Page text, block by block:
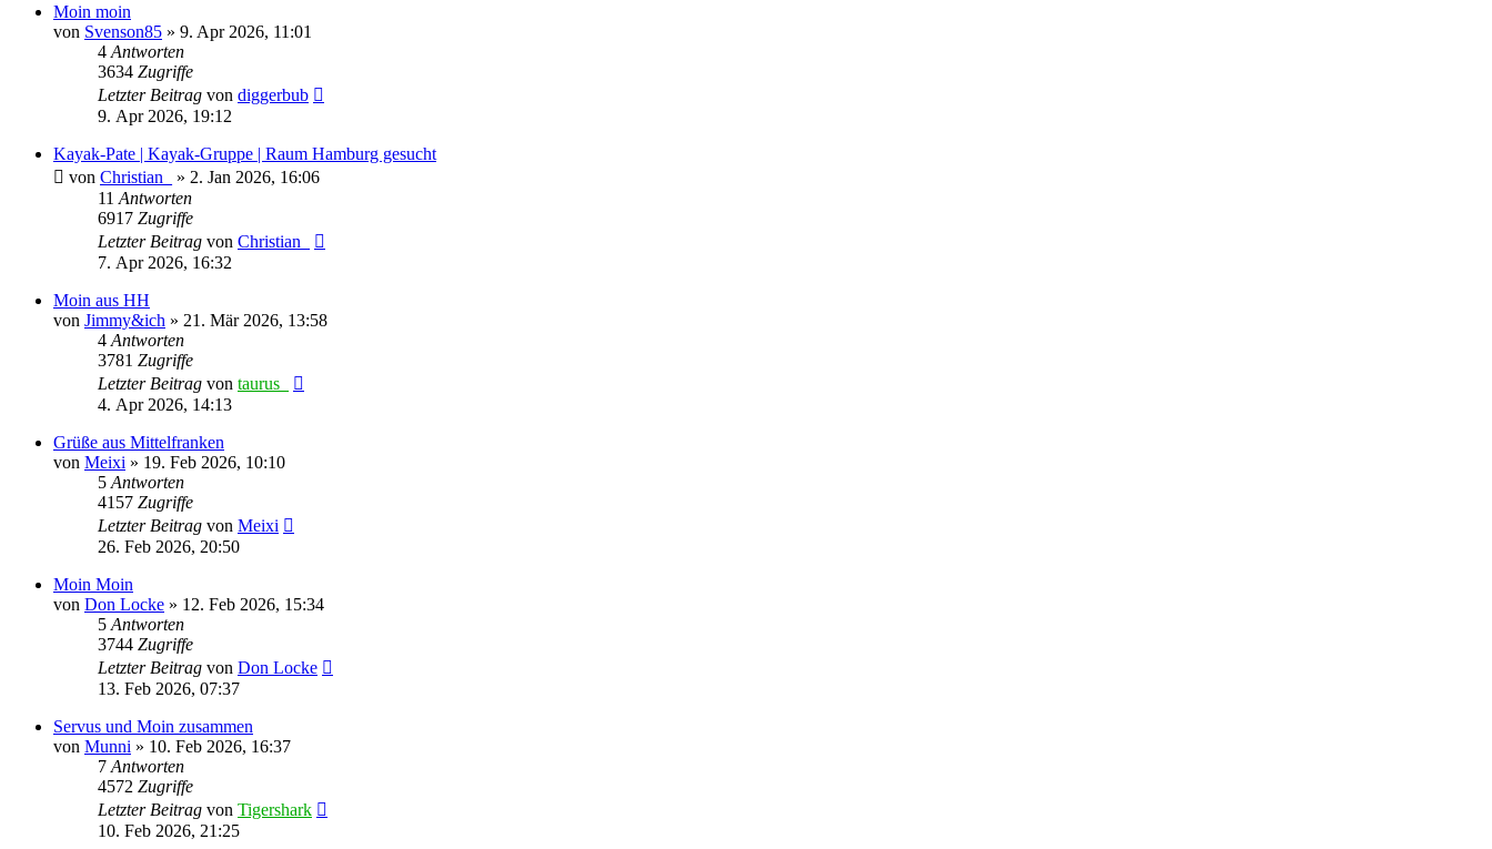
Moin moin
von Svenson85 » 9. Apr 2026, 11:01
4 Antworten
3634 Zugriffe
Letzter Beitrag von diggerbub
9. Apr 2026, 19:12
Kayak-Pate | Kayak-Gruppe | Raum Hamburg gesucht
von Christian_ » 2. Jan 2026, 16:06
11 Antworten
6917 Zugriffe
Letzter Beitrag von Christian_
7. Apr 2026, 16:32
Moin aus HH
von Jimmy&ich » 21. Mär 2026, 13:58
4 Antworten
3781 Zugriffe
Letzter Beitrag von taurus_
4. Apr 2026, 14:13
Grüße aus Mittelfranken
von Meixi » 19. Feb 2026, 10:10
5 Antworten
4157 Zugriffe
Letzter Beitrag von Meixi
26. Feb 2026, 20:50
Moin Moin
von Don Locke » 12. Feb 2026, 15:34
5 Antworten
3744 Zugriffe
Letzter Beitrag von Don Locke
13. Feb 2026, 07:37
Servus und Moin zusammen
von Munni » 10. Feb 2026, 16:37
7 Antworten
4572 Zugriffe
Letzter Beitrag von Tigershark
10. Feb 2026, 21:25